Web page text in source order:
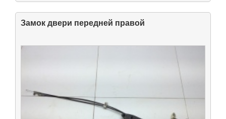
Замок двери передней правой